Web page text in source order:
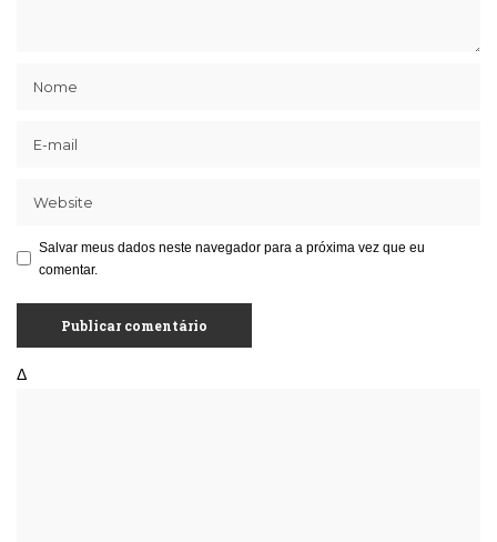
Salvar meus dados neste navegador para a próxima vez que eu
comentar.
Δ